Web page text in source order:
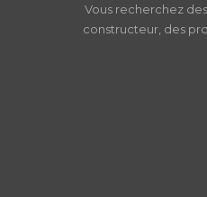
Vous recherchez
constructeur, des